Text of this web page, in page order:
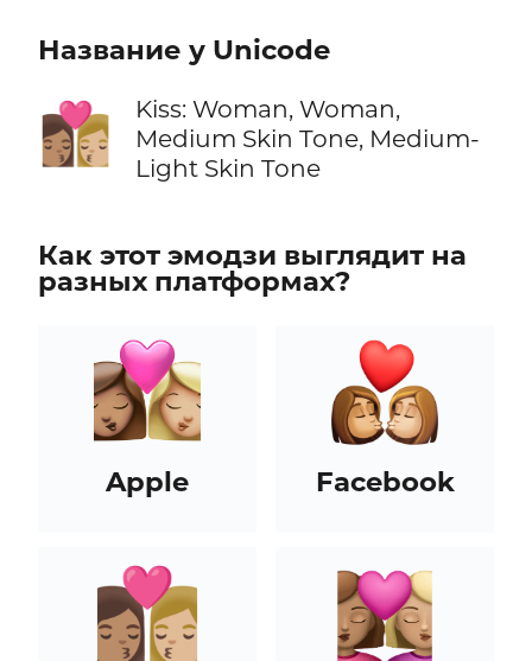
Название у Unicode
👩🏽‍❤️‍💋‍👩🏼
Kiss: Woman, Woman,
Medium Skin Tone, Medium-
Light Skin Tone
Как этот эмодзи выглядит на
разных платформах?
Apple Facebook